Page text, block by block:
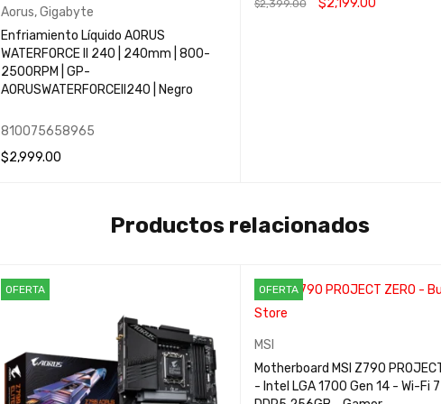
Aorus,Gigabyte
Enfriamiento Líquido AORUS
WATERFORCE II 240 | 240mm | 800-
2500RPM | GP-
AORUSWATERFORCEII240 | Negro
810075658965
$2,999.00
$2,399.00
Productos relacionados
OFERTA OFERTA
MSI
Motherboard MSI Z790
- Intel LGA 1700 Gen 14 - Wi-Fi